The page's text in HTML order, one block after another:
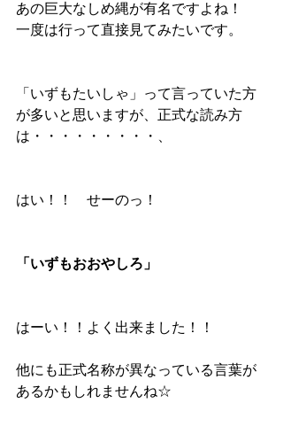
あの巨大なしめ縄が有名ですよね！
一度は行って直接見てみたいです。
「いずもたいしゃ」って言っていた方
が多いと思いますが、正式な読み方
は・・・・・・・・・、
はい！！　せーのっ！
「いずもおおやしろ」
はーい！！よく出来ました！！
他にも正式名称が異なっている言葉が
あるかもしれませんね☆